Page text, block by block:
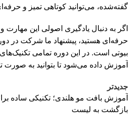
گفته‌شده، می‌توانید کوتاهی تمیز و
اگر به دنبال یادگیری اصولی این مهارت
حرفه‌ای هستید، پیشنهاد ما شرکت در
بیوتی است. در این دوره تمامی تکنیک‌های
آموزش داده می‌شود تا بتوانید به صورت
جدیدتر
آموزش بافت مو هلندی؛ تکنیکی ساده
بازگشت به لیست